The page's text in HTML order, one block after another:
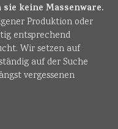
keine Massenware.
Produktion oder
entsprechend
Wir setzen auf
auf der Suche
vergessenen